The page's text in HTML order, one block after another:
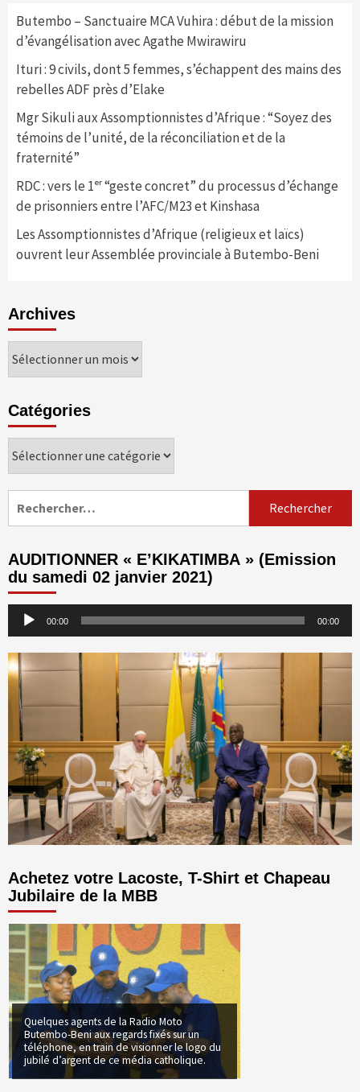
Butembo – Sanctuaire MCA Vuhira : début de la mission
d’évangélisation avec Agathe Mwirawiru
Ituri : 9 civils, dont 5 femmes, s’échappent des mains des
rebelles ADF près d’Elake
Mgr Sikuli aux Assomptionnistes d’Afrique : “Soyez des
témoins de l’unité, de la réconciliation et de la
fraternité”
RDC : vers le 1ᵉʳ “geste concret” du processus d’échange
de prisonniers entre l’AFC/M23 et Kinshasa
Les Assomptionnistes d’Afrique (religieux et laïcs)
ouvrent leur Assemblée provinciale à Butembo-Beni
Archives
Archives
Catégories
Catégories
AUDITIONNER « E’KIKATIMBA » (Emission
du samedi 02 janvier 2021)
Lecteur 00:00 00:00
Achetez votre Lacoste, T-Shirt et Chapeau
Jubilaire de la MBB
Quelques agents de la Radio Moto
Butembo-Beni aux regards fixés sur un
téléphone, en train de visionner le logo du
jubilé d’argent de ce média catholique.